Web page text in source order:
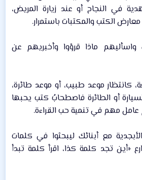
في النجاح أو عند زيارة المريض،
الكتب والمكتبات باستمرار.​
واسأليهم ماذا قرؤوا وأخبريهم عن
كانتظار موعد طبيب، أو موعد طائرة،
أو الطائرة فاصطحابُ كتب يحبها
عامل مهم في تنمية حب القراءة.​
مع أبنائك ليبحثوا في كلمات
«أين تجد كلمة كذا، اقرأ كلمة تبدأ